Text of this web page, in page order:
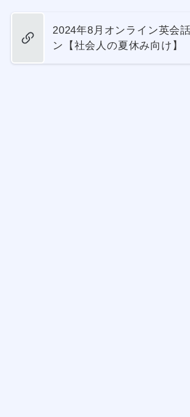
2024年8月オンライン英会
ン【社会人の夏休み向け】